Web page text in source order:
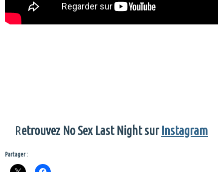
Retrouvez No Sex Last Night sur Instagram
Partager :